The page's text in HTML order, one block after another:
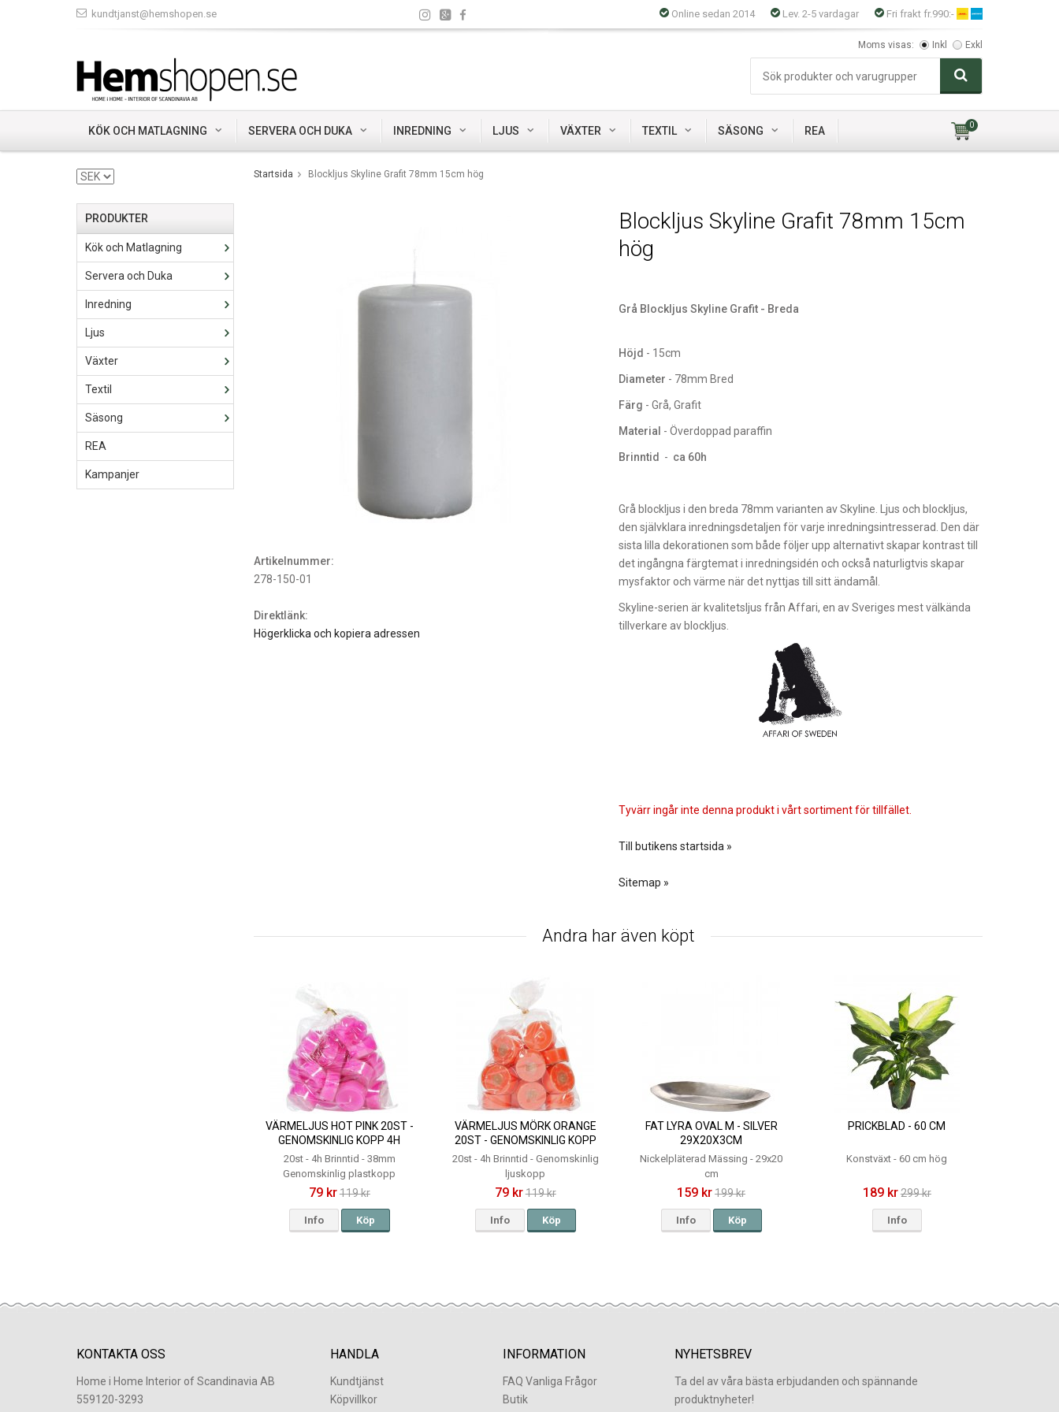
kundtjanst@hemshopen.se Online sedan 2014 Lev. 2-5 vardagar Fri frakt fr.990:-
Moms visas: Inkl Exkl
KÖK OCH MATLAGNING SERVERA OCH DUKA INREDNING LJUS VÄXTER TEXTIL SÄSONG REA 0
PRODUKTER
Kök och Matlagning
Servera och Duka
Inredning
Ljus
Växter
Textil
Säsong
REA
Kampanjer
Startsida Blockljus Skyline Grafit 78mm 15cm hög
Blockljus Skyline Grafit 78mm 15cm
hög
Grå Blockljus Skyline Grafit - Breda
Höjd - 15cm
Diameter - 78mm Bred
Färg - Grå, Grafit
Material - Överdoppad paraffin
Brinntid - ca 60h
Grå blockljus i den breda 78mm varianten av Skyline. Ljus och blockljus,
den självklara inredningsdetaljen för varje inredningsintresserad. Den där
sista lilla dekorationen som både följer upp alternativt skapar kontrast till
det ingångna färgtemat i inredningsidén och också naturligtvis skapar
mysfaktor och värme när det nyttjas till sitt ändamål.
Skyline-serien är kvalitetsljus från Affari, en av Sveriges mest välkända
tillverkare av blockljus.
Tyvärr ingår inte denna produkt i vårt sortiment för tillfället.
Till butikens startsida »
Sitemap »
Artikelnummer:
278-150-01
Direktlänk:
Högerklicka och kopiera adressen
Andra har även köpt
VÄRMELJUS HOT PINK 20ST -
GENOMSKINLIG KOPP 4H
20st - 4h Brinntid - 38mm
Genomskinlig plastkopp
79 kr119 kr
Info Köp
VÄRMELJUS MÖRK ORANGE
20ST - GENOMSKINLIG KOPP
4H
20st - 4h Brinntid - Genomskinlig
ljuskopp
79 kr119 kr
Info Köp
FAT LYRA OVAL M - SILVER
29X20X3CM
Nickelpläterad Mässing - 29x20
cm
159 kr199 kr
Info Köp
PRICKBLAD - 60 CM
Konstväxt - 60 cm hög
189 kr299 kr
Info
KONTAKTA OSS
Home i Home Interior of Scandinavia AB
559120-3293
HANDLA
Kundtjänst
Köpvillkor
INFORMATION
FAQ Vanliga Frågor
Butik
NYHETSBREV
Ta del av våra bästa erbjudanden och spännande
produktnyheter!